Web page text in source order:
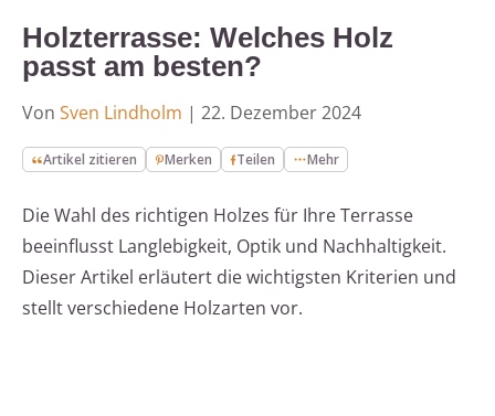
Holzterrasse: Welches Holz
passt am besten?
Von Sven Lindholm | 22. Dezember 2024
Artikel zitieren Merken Teilen Mehr
Die Wahl des richtigen Holzes für Ihre Terrasse
beeinflusst Langlebigkeit, Optik und Nachhaltigkeit.
Dieser Artikel erläutert die wichtigsten Kriterien und
stellt verschiedene Holzarten vor.